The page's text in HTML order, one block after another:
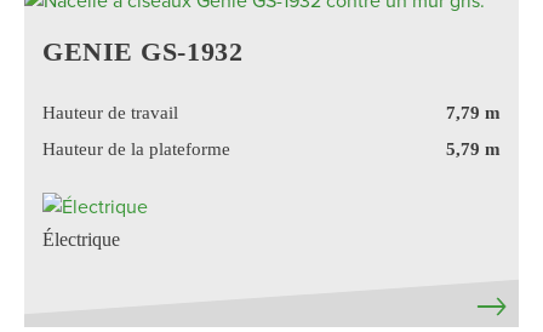
GENIE GS-1932
Hauteur de travail
7,79 m
Hauteur de la plateforme
5,79 m
Électrique